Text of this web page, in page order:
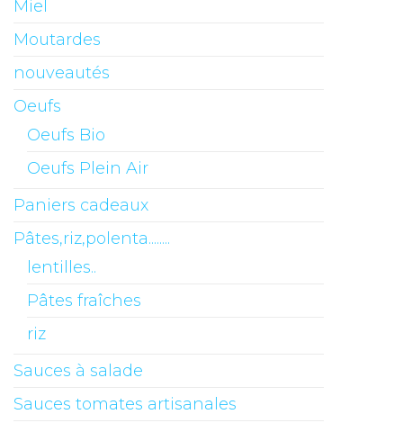
Miel
Moutardes
nouveautés
Oeufs
Oeufs Bio
Oeufs Plein Air
Paniers cadeaux
Pâtes,riz,polenta........
lentilles..
Pâtes fraîches
riz
Sauces à salade
Sauces tomates artisanales